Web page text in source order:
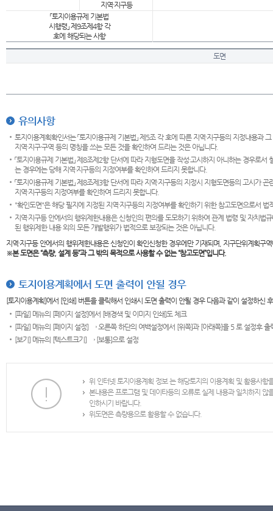
지역·지구등
「토지이용규제 기본법
시행령」 제9조제4항 각
호에 해당되는 사항
도면
유의사항
토지이용계획확인서는 「토지이용규제 기본법」 제5조 각 호에 따른 지역·지구등의 지정내용
지역·지구·구역 등의 명칭을 쓰는 모든 것을 확인하여 드리는 것은 아닙니다.
「토지이용규제 기본법」 제8조제2항 단서에 따라 지형도면을 작성·고시하지 아니하는 경우로
는 경우에는 당해 지역·지구등의 지정여부를 확인하여 드리지 못합니다.
「토지이용규제 기본법」 제8조제3항 단서에 따라 지역·지구등의 지정시 지형도면등의 고시가
지역·지구등의 지정여부를 확인하여 드리지 못합니다.
"확인도면"은 해당 필지에 지정된 지역·지구등의 지정여부를 확인하기 위한 참고도면으로서
지역·지구등 안에서의 행위제한내용은 신청인의 편의를 도모하기 위하여 관계 법령 및 자치
된 행위제한 내용 외의 모든 개발행위가 법적으로 보장되는 것은 아닙니다.
지역·지구등 안에서의 행위제한내용은 신청인이 확인신청한 경우에만 기재되며, 지구단위계획
※본 도면은“측량, 설계 등”과 그 밖의 목적으로 사용할 수 없는 “참고도면”입니다.
토지이용계획에서 도면 출력이 안될 경우
[토지이용계획]에서 [인쇄] 버튼을 클릭해서 인쇄시 도면 출력이 안될 경우 다음과 같이 설정하신
[파일] 메뉴의 [페이지 설정]에서 [배경색 및 이미지 인쇄]도 체크
[파일] 메뉴의 [페이지 설정] → 오른쪽 하단의 여백설정에서 [위쪽]과 [아래쪽]을 5 로 설정후 출
[보기] 메뉴의 [텍스트크기] → [보통]으로 설정
위 인터넷 토지이용계획 정보 는 해당토지의 이용계획 및 활용사
본내용은 프로그램 및 데이타등의 오류로 실제 내용과 일치하지
인하시기 바랍니다.
위도면은 측량용으로 활용할 수 없습니다.